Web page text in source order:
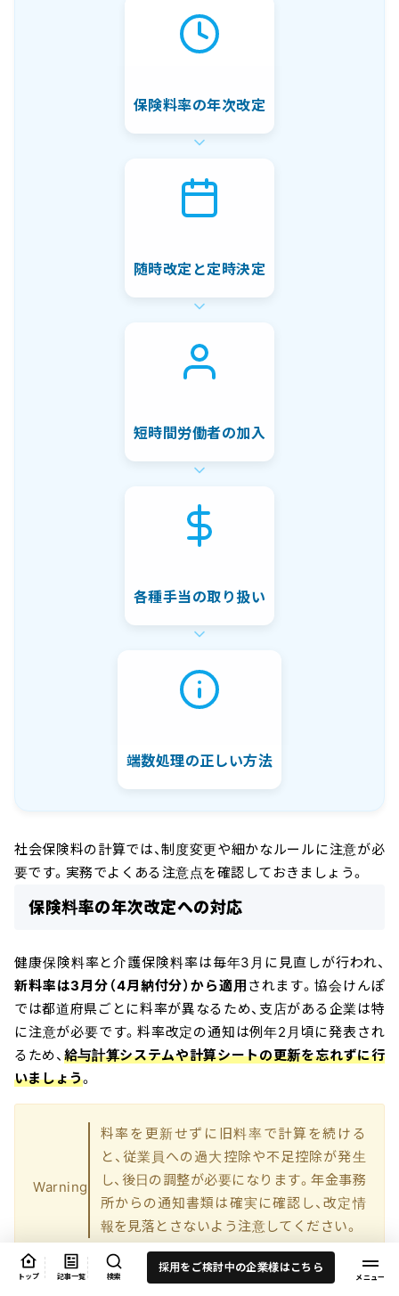
トップ 記事一覧 検索
採用をご検討中の企業様はこちら
保険料率の年次改定
随時改定と定時決定
短時間労働者の加入
各種手当の取り扱い
端数処理の正しい方法
社会保険料の計算では、制度変更や細かなルールに注意が必
要です。実務でよくある注意点を確認しておきましょう。
保険料率の年次改定への対応
健康保険料率と介護保険料率は毎年3月に見直しが行われ、
新料率は3月分（4月納付分）から適用 されます。協会けんぽ
では都道府県ごとに料率が異なるため、支店がある企業は特
に注意が必要です。料率改定の通知は例年2月頃に発表され
るため、 給与計算システムや計算シートの更新を忘れずに行
いましょう。
Warning
料率を更新せずに旧料率で計算を続ける
と、従業員への過大控除や不足控除が発生
し、後日の調整が必要になります。年金事務
所からの通知書類は確実に確認し、改定情
報を見落とさないよう注意してください。